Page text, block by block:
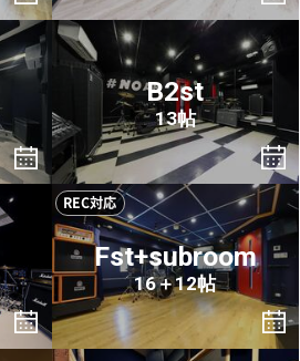
B2st
13帖
REC対応
Fst+subroom
16＋12帖